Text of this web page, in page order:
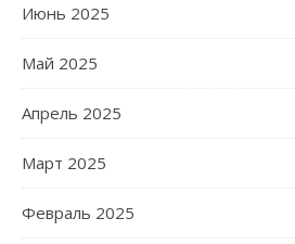
Июнь 2025
Май 2025
Апрель 2025
Март 2025
Февраль 2025